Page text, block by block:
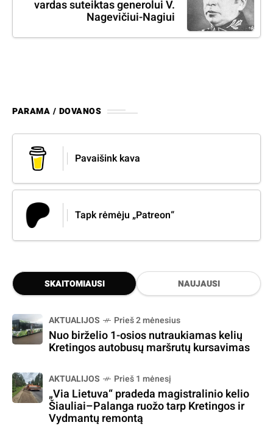
vardas suteiktas generolui V.
Nagevičiui-Nagiui
PARAMA / DOVANOS
Pavaišink kava
Tapk rėmėju „Patreon“
SKAITOMIAUSI NAUJAUSI
AKTUALIJOS Prieš 2 mėnesius
Nuo birželio 1-osios nutraukiamas kelių
Kretingos autobusų maršrutų kursavimas
AKTUALIJOS Prieš 1 mėnesį
„Via Lietuva“ pradeda magistralinio kelio
Šiauliai–Palanga ruožo tarp Kretingos ir
Vydmantų remontą